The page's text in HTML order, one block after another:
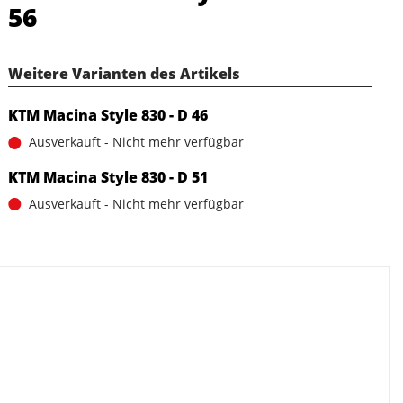
56
Weitere Varianten des Artikels
KTM Macina Style 830 - D 46
Ausverkauft - Nicht mehr verfügbar
KTM Macina Style 830 - D 51
Ausverkauft - Nicht mehr verfügbar